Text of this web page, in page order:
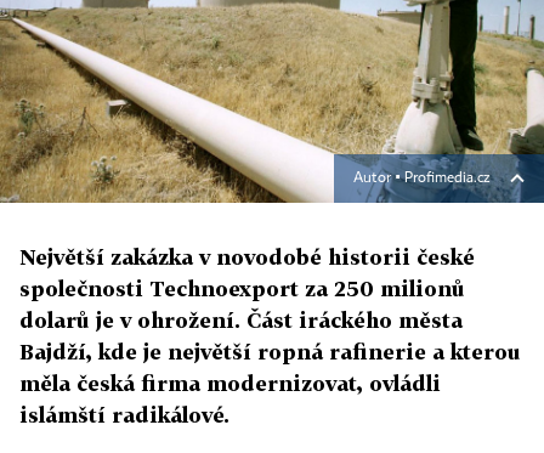
Autor ▪Profimedia.cz
Největší zakázka v novodobé historii české
společnosti Technoexport za 250 milionů
dolarů je v ohrožení. Část iráckého města
Bajdží, kde je největší ropná rafinerie a kterou
měla česká firma modernizovat, ovládli
islámští radikálové.